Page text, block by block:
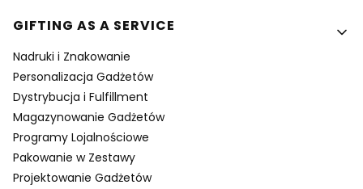
GIFTING AS A SERVICE
Nadruki i Znakowanie
Personalizacja Gadżetów
Dystrybucja i Fulfillment
Magazynowanie Gadżetów
Programy Lojalnościowe
Pakowanie w Zestawy
Projektowanie Gadżetów